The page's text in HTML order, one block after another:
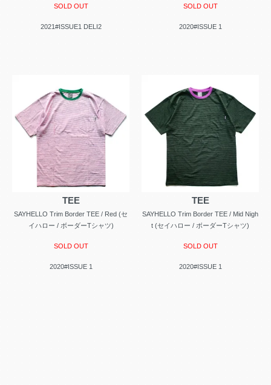
SOLD OUT
2021#ISSUE1 DELI2
SOLD OUT
2020#ISSUE 1
TEE
SAYHELLO Trim Border TEE / Red (セ
イハロー / ボーダーTシャツ)
SOLD OUT
2020#ISSUE 1
TEE
SAYHELLO Trim Border TEE / Mid Nigh
t (セイハロー / ボーダーTシャツ)
SOLD OUT
2020#ISSUE 1